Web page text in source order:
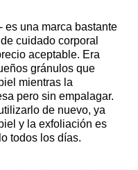
- es una marca bastante
cuidado corporal
aceptable. Era
gránulos que
mientras la
pero sin empalagar.
de nuevo, ya
y la exfoliación es
todos los días.